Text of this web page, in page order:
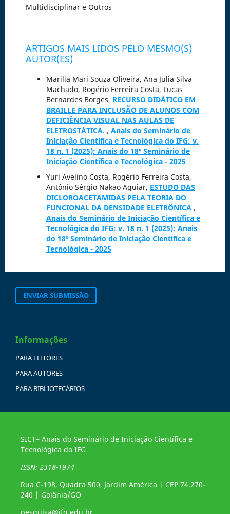
Multidisciplinar e Outros
ARTIGOS MAIS LIDOS PELO MESMO(S)
AUTOR(ES)
Marilia Mari Souza Oliveira, Ana Julia Silva
Machado, Rogério Ferreira Costa, Lucas
Bernardes Borges, RECURSO DIDÁTICO EM
BRAILLE PARA INCLUSÃO DE ALUNOS COM
DEFICIÊNCIA VISUAL NAS AULAS DE
ELETROSTÁTICA. , Anais do Seminário de
Iniciação Científica e Tecnológica do IFG: v.
18 n. 1 (2025): Anais do 18º Seminário de
Iniciação Científica e Tecnológica - 2025
Yuri Avelino Costa, Rogério Ferreira Costa,
Antônio Sérgio Nakao Aguiar, ESTUDO DAS
DICLOROACETAMIDAS PELA TEORIA DO
FUNCIONAL DA DENSIDADE ELETRÔNICA ,
Anais do Seminário de Iniciação Científica e
Tecnológica do IFG: v. 18 n. 1 (2025): Anais
do 18º Seminário de Iniciação Científica e
Tecnológica - 2025
ENVIAR SUBMISSÃO
Informações
PARA LEITORES
PARA AUTORES
PARA BIBLIOTECÁRIOS
SICT– Anais do Seminário de Iniciação Científica e
Tecnológica do IFG
ISSN: 2318-1974
Rua C-198, Quadra 500, Jardim América | CEP 74.270-
240 | Goiânia/GO